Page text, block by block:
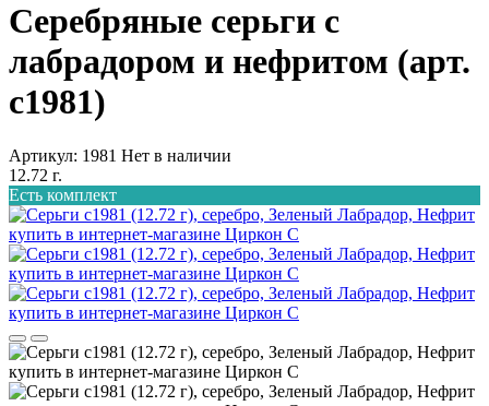
Серебряные серьги с
лабрадором и нефритом (арт.
с1981)
Артикул: 1981 Нет в наличии
12.72 г.
Есть комплект